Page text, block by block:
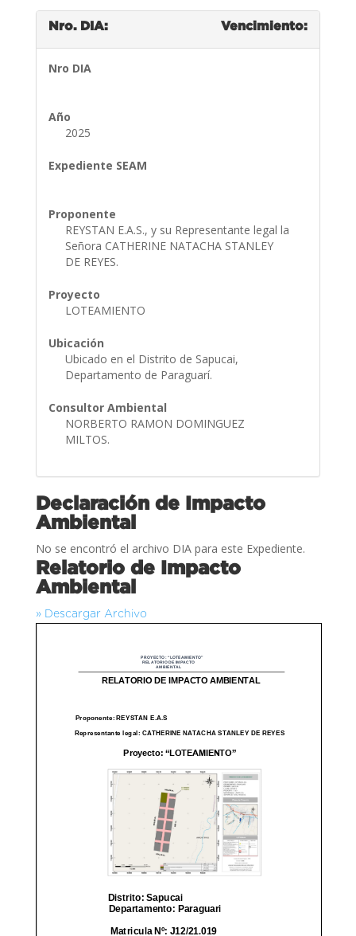
Nro. DIA: Vencimiento:
Nro DIA
Año
2025
Expediente SEAM
Proponente
REYSTAN E.A.S., y su Representante legal la
Señora CATHERINE NATACHA STANLEY
DE REYES.
Proyecto
LOTEAMIENTO
Ubicación
Ubicado en el Distrito de Sapucai,
Departamento de Paraguarí.
Consultor Ambiental
NORBERTO RAMON DOMINGUEZ
MILTOS.
Declaración de Impacto
Ambiental
No se encontró el archivo DIA para este Expediente.
Relatorio de Impacto
Ambiental
» Descargar Archivo